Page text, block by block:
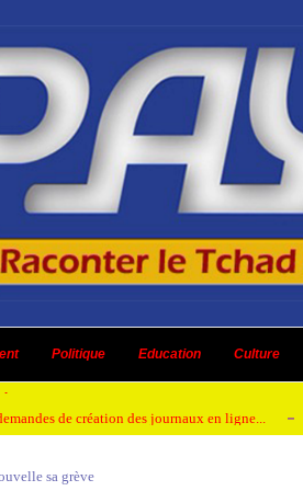
Politique Education Culture
AOÛT 2026
honorer son ancien leader 2 AOÛT 2026
de création des journaux en ligne...
un dividende ni une quelconque plus-...
sa grève